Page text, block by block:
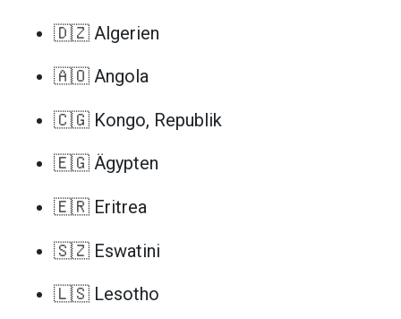
🇩🇿 Algerien
🇦🇴 Angola
🇨🇬 Kongo, Republik
🇪🇬 Ägypten
🇪🇷 Eritrea
🇸🇿 Eswatini
🇱🇸 Lesotho